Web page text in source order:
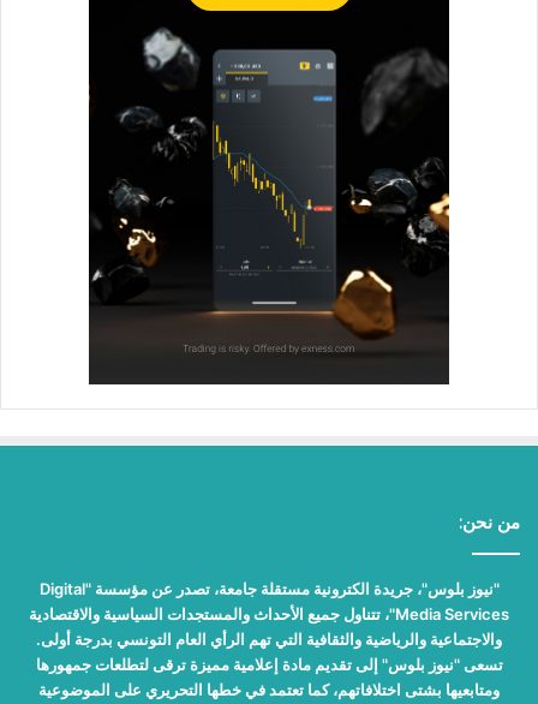
من نحن:
"نيوز بلوس"، جريدة الكترونية مستقلة جامعة، تصدر عن مؤسسة "Digital
Media Services"، تتناول جميع الأحداث والمستجدات السياسية والاقتصادية
والاجتماعية والرياضية والثقافية التي تهم الرأي العام التونسي بدرجة أولى.
تسعى "نيوز بلوس" إلى تقديم مادة إعلامية مميزة ترقى لتطلعات جمهورها
ومتابعيها بشتى اختلافاتهم، كما تعتمد في خطها التحريري على الموضوعية